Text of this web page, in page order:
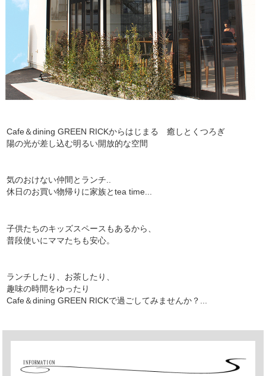
Cafe＆dining GREEN RICKからはじまる 癒しとくつろぎ
陽の光が差し込む明るい開放的な空間
気のおけない仲間とランチ..
休日のお買い物帰りに家族とtea time...
子供たちのキッズスペースもあるから、
普段使いにママたちも安心。
ランチしたり、お茶したり、
趣味の時間をゆったり
Cafe＆dining GREEN RICKで過ごしてみませんか？...